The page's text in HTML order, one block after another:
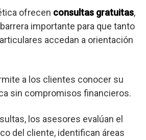
ofrecen consultas gratuitas,
importante para que tanto
accedan a orientación
a los clientes conocer su
sin compromisos financieros.
los asesores evalúan el
del cliente, identifican áreas